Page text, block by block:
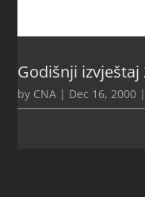
Godišnji izvještaj
by CNA | Dec 16, 2000 |